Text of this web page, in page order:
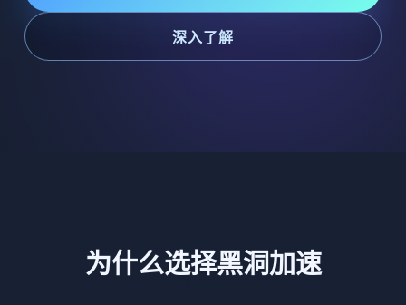
深入了解
为什么选择黑洞加速